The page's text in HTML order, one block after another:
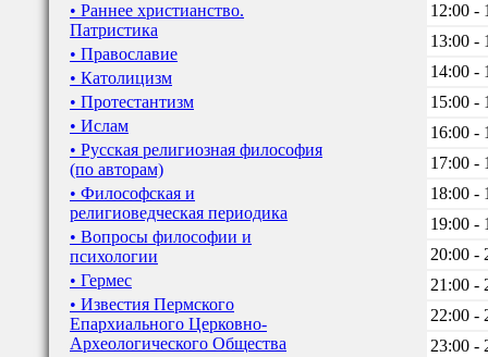
• Раннее христианство.
Патристика
• Православие
• Католицизм
• Протестантизм
• Ислам
• Русская религиозная философия
(по авторам)
• Философская и
религиоведческая периодика
• Вопросы философии и
психологии
• Гермес
• Известия Пермского
Епархиального Церковно-
Археологического Общества
12:00 -
13:00 -
14:00 -
15:00 -
16:00 -
17:00 -
18:00 -
19:00 -
20:00 -
21:00 -
22:00 -
23:00 -